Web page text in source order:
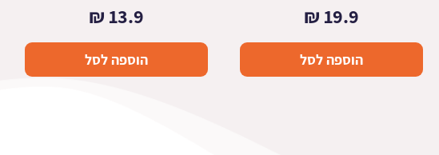
19.9
₪
הוספה לסל
13.9
₪
הוספה לסל